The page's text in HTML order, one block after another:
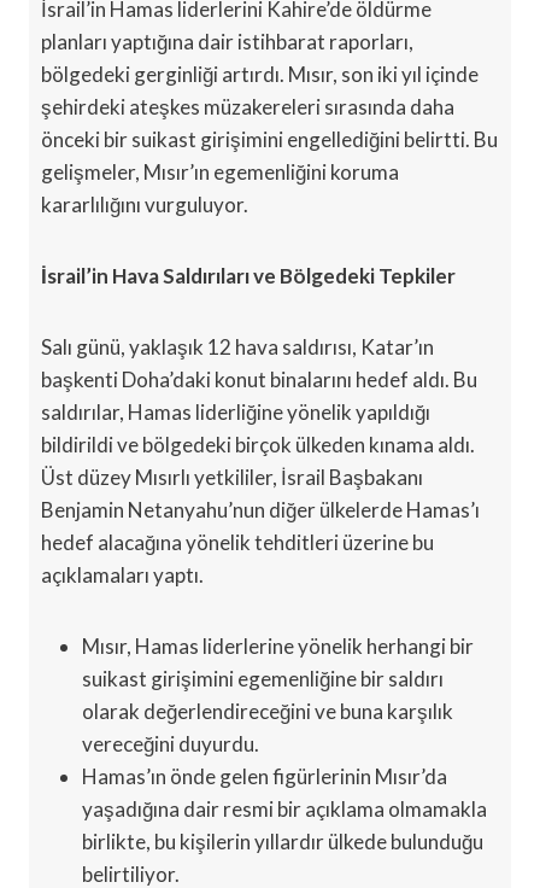
İsrail’in Hamas liderlerini Kahire’de öldürme
planları yaptığına dair istihbarat raporları,
bölgedeki gerginliği artırdı. Mısır, son iki yıl içinde
şehirdeki ateşkes müzakereleri sırasında daha
önceki bir suikast girişimini engellediğini belirtti. Bu
gelişmeler, Mısır’ın egemenliğini koruma
kararlılığını vurguluyor.
İsrail’in Hava Saldırıları ve Bölgedeki Tepkiler
Salı günü, yaklaşık 12 hava saldırısı, Katar’ın
başkenti Doha’daki konut binalarını hedef aldı. Bu
saldırılar, Hamas liderliğine yönelik yapıldığı
bildirildi ve bölgedeki birçok ülkeden kınama aldı.
Üst düzey Mısırlı yetkililer, İsrail Başbakanı
Benjamin Netanyahu’nun diğer ülkelerde Hamas’ı
hedef alacağına yönelik tehditleri üzerine bu
açıklamaları yaptı.
Mısır, Hamas liderlerine yönelik herhangi bir
suikast girişimini egemenliğine bir saldırı
olarak değerlendireceğini ve buna karşılık
vereceğini duyurdu.
Hamas’ın önde gelen figürlerinin Mısır’da
yaşadığına dair resmi bir açıklama olmamakla
birlikte, bu kişilerin yıllardır ülkede bulunduğu
belirtiliyor.